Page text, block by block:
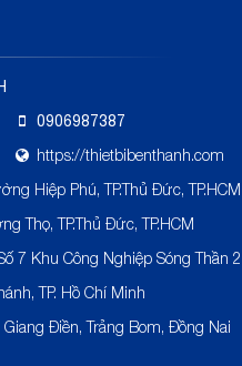
0906987387
https://thietbibenthanh.com
Hiệp Phú, TP.Thủ Đức, TP.HCM
Thọ, TP.Thủ Đức, TP.HCM
7 Khu Công Nghiệp Sóng Thần 2
TP. Hồ Chí Minh
Điền, Trảng Bom, Đồng Nai